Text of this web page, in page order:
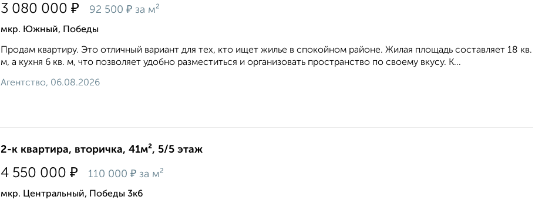
3 080 000 ₽ 92 500 ₽ за м²
мкр. Южный, Победы
Продам квартиру. Это отличный вариант для тех, кто ищет жилье в спокойном районе. Жилая площадь составляет 18 кв.
м, а кухня 6 кв. м, что позволяет удобно разместиться и организовать пространство по своему вкусу. К...
Агентство, 06.08.2026
2-к квартира, вторичка, 41м², 5/5 этаж
4 550 000 ₽ 110 000 ₽ за м²
мкр. Центральный, Победы 3к6